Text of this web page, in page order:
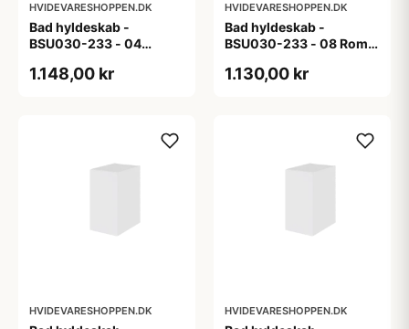
HVIDEVARESHOPPEN.DK
Bad hyldeskab -
BSU030-233 - 04
1.148,00 kr
HVIDEVARESHOPPEN.DK
Bad hyldeskab -
BSU030-233 - 08 Roma
1.130,00 kr
HVIDEVARESHOPPEN.DK HVIDEVARESHOPPEN.DK